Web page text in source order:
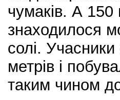
чумаків. А 150
знаходилося
солі.
метрів і
таким чином